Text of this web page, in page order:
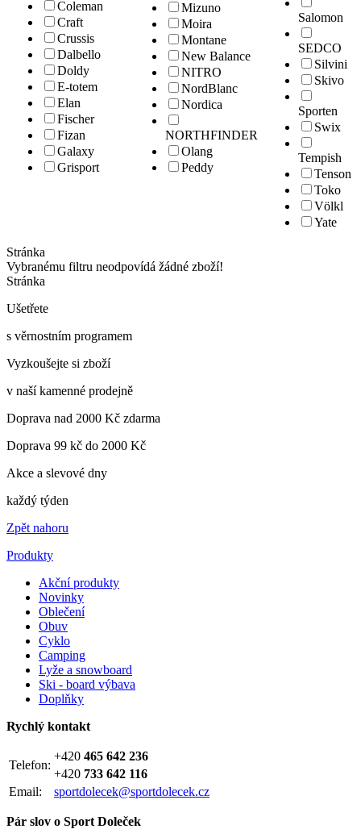
Coleman
Craft
Crussis
Dalbello
Doldy
E-totem
Elan
Fischer
Fizan
Galaxy
Grisport
Mizuno
Moira
Montane
New Balance
NITRO
NordBlanc
Nordica
NORTHFINDER
Olang
Peddy
Salomon
SEDCO
Silvini
Skivo
Sporten
Swix
Tempish
Tenson
Toko
Völkl
Yate
Stránka
Vybranému filtru neodpovídá žádné zboží!
Stránka
Ušetřete
s věrnostním programem
Vyzkoušejte si zboží
v naší kamenné prodejně
Doprava nad 2000 Kč zdarma
Doprava 99 kč do 2000 Kč
Akce a slevové dny
každý týden
Zpět nahoru
Produkty
Akční produkty
Novinky
Oblečení
Obuv
Cyklo
Camping
Lyže a snowboard
Ski - board výbava
Doplňky
Rychlý kontakt
Telefon:
+420 465 642 236
+420 733 642 116
Email:
sportdolecek@sportdolecek.cz
Pár slov o Sport Doleček